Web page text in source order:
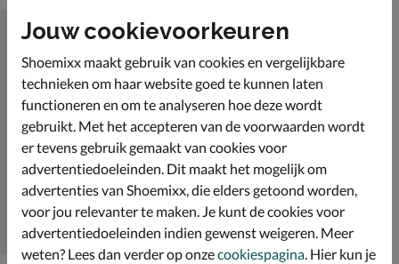
Jouw cookievoorkeuren
Shoemixx maakt gebruik van cookies en vergelijkbare
technieken om haar website goed te kunnen laten
functioneren en om te analyseren hoe deze wordt
gebruikt. Met het accepteren van de voorwaarden wordt
er tevens gebruik gemaakt van cookies voor
advertentiedoeleinden. Dit maakt het mogelijk om
advertenties van Shoemixx, die elders getoond worden,
voor jou relevanter te maken. Je kunt de cookies voor
advertentiedoeleinden indien gewenst weigeren. Meer
weten? Lees dan verder op onzecookiespagina . Hier kun je